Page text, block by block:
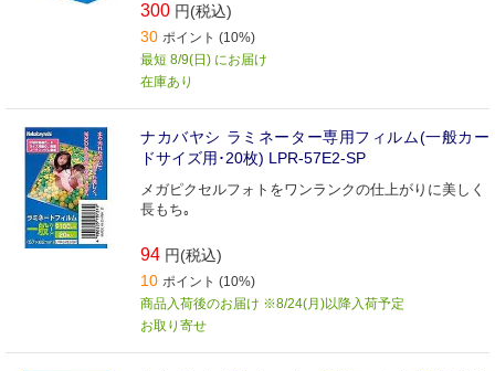
300 円(税込)
30 ポイント (10%)
最短 8/9(日) にお届け
在庫あり
ナカバヤシ ラミネーター専用フィルム(一般カー
ドサイズ用･20枚) LPR‐57E2‐SP
メガピクセルフォトをワンランクの仕上がりに美しく
長もち｡
94 円(税込)
10 ポイント (10%)
商品入荷後のお届け ※8/24(月)以降入荷予定
お取り寄せ